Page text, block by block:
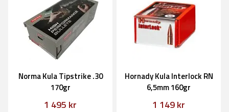
Norma Kula Tipstrike .30
170gr
1 495 kr
Hornady Kula Interlock RN
6,5mm 160gr
1 149 kr